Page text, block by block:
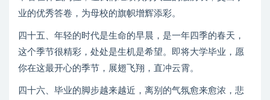
业的优秀答卷，为母校的旗帜增辉添彩。
四十五、年轻的时代是生命的早晨，是一年四季的春天，
这个季节很精彩，处处是生机是希望。即将大学毕业，愿
你在这最开心的季节，展翅飞翔，直冲云霄。
四十六、毕业的脚步越来越近，离别的气氛愈来愈浓，悲